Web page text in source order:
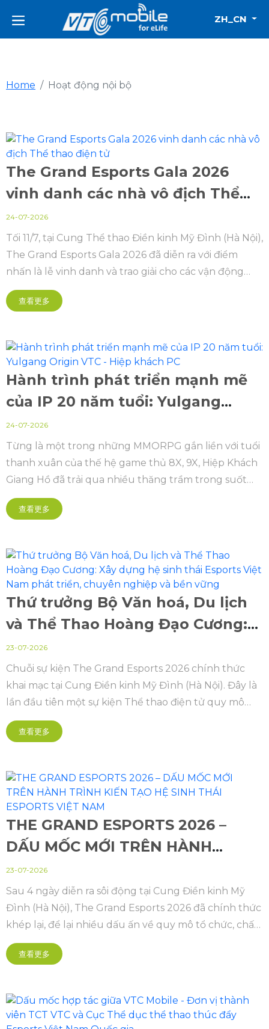
ZH_CN
Home Hoạt động nội bộ
The Grand Esports Gala 2026
vinh danh các nhà vô địch Thể
thao điện tử
24-07-2026
Tối 11/7, tại Cung Thể thao Điền kinh Mỹ Đình (Hà Nội),
The Grand Esports Gala 2026 đã diễn ra với điểm
nhấn là lễ vinh danh và trao giải cho các vận động
viên, đội tuyển xuất sắc sau chuỗi giải đấu Cúp Thể
thao điện tử Quốc gia (Vietnam Esports National Cup
查看更多
Hành trình phát triển mạnh mẽ
của IP 20 năm tuổi: Yulgang
Origin VTC - Hiệp khách PC
24-07-2026
Từng là một trong những MMORPG gắn liền với tuổi
thanh xuân của thế hệ game thủ 8X, 9X, Hiệp Khách
Giang Hồ đã trải qua nhiều thăng trầm trong suốt
hành trình 20 năm tại Việt Nam.
查看更多
Thứ trưởng Bộ Văn hoá, Du lịch
và Thể Thao Hoàng Đạo Cương:
Xây dựng hệ sinh thái Esports
Việt Nam phát triển, chuyên
nghiệp và bền vững
23-07-2026
Chuỗi sự kiện The Grand Esports 2026 chính thức
khai mạc tại Cung Điền kinh Mỹ Đình (Hà Nội). Đây là
lần đầu tiên một sự kiện Thể thao điện tử quy mô
quốc gia và khu vực cũng như châu lục, được tổ
chức bài bản hoành tráng mở ra kỷ nguyên mới theo
查看更多
THE GRAND ESPORTS 2026 –
DẤU MỐC MỚI TRÊN HÀNH
TRÌNH KIẾN TẠO HỆ SINH THÁI
ESPORTS VIỆT NAM
23-07-2026
Sau 4 ngày diễn ra sôi động tại Cung Điền kinh Mỹ
Đình (Hà Nội), The Grand Esports 2026 đã chính thức
khép lại, để lại nhiều dấu ấn về quy mô tổ chức, chất
lượng chuyên môn và sức lan tỏa đối với cộng đồng
Thể thao điện tử Việt Nam.
查看更多